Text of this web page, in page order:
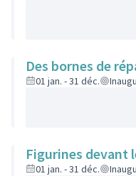
Des bornes de
01 jan. - 31 déc.
Figurines devant
01 jan. - 31 déc.